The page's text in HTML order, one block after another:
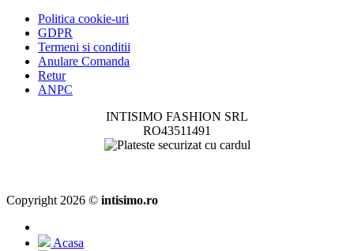
Politica cookie-uri
GDPR
Termeni si conditii
Anulare Comanda
Retur
ANPC
INTISIMO FASHION SRL
RO43511491
Copyright 2026 © intisimo.ro
Acasa